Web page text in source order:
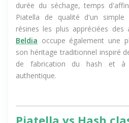
durée du séchage, temps
Piatella de qualité d'un simple
résines les plus appréciées des
Beldia occupe également une
son héritage traditionnel inspiré
de fabrication du hash et à
authentique.